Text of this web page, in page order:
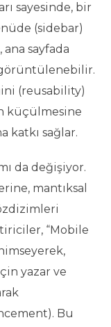
sayesinde, bir
(sidebar)
sayfada
(reusability)
küçülmesine
katkı sağlar.
da değişiyor.
mantıksal
“Mobile
yazar ve
Bu